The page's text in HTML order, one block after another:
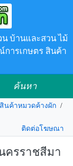
บ้านและสวน ไม้
ารเกษตร สินค้า
ค้นหา
สินค้าหมวดค้างผัก /
ติดต่อโฆษณา
ครราชสีมา